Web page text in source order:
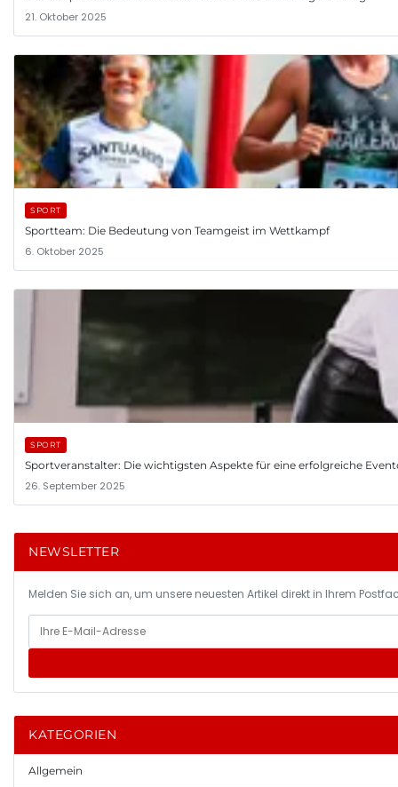
21. Oktober 2025
SPORT
Sportteam: Die Bedeutung von Teamgeist im Wettkampf
6. Oktober 2025
SPORT
Sportveranstalter: Die wichtigsten Aspekte für eine erfolgreiche
26. September 2025
NEWSLETTER
Melden Sie sich an, um unsere neuesten Artikel direkt in Ihrem
KATEGORIEN
Allgemein